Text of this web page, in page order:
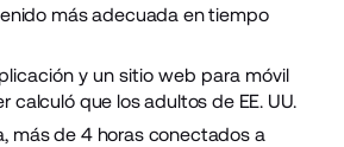
más adecuada en tiempo
y un sitio web para móvil
calculó que los adultos de EE. UU.
más de 4 horas conectados a